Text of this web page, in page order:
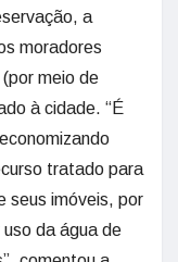
a
moradores
meio de
à cidade. “É
tratado para
seus imóveis, por
da água de